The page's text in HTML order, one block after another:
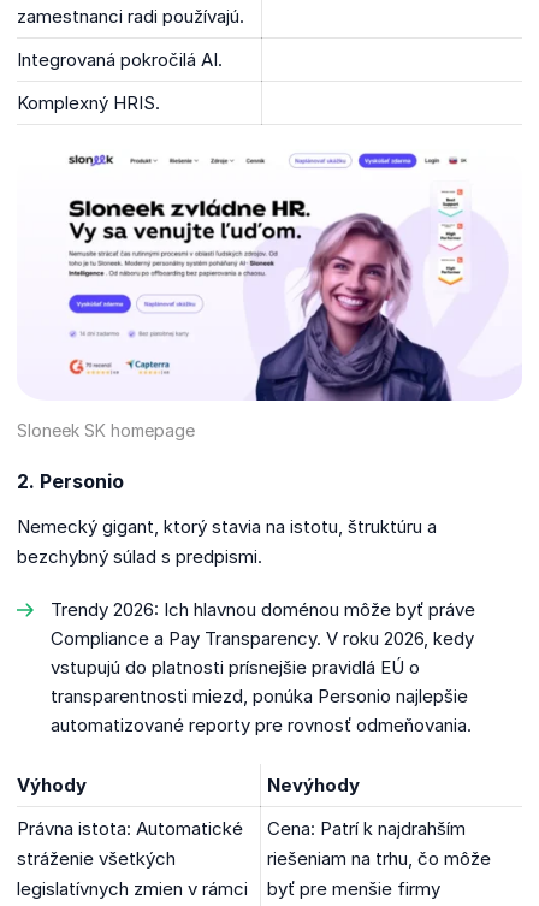
zamestnanci radi používajú.
Integrovaná pokročilá AI.
Komplexný HRIS.
Sloneek SK homepage
2. Personio
Nemecký gigant, ktorý stavia na istotu, štruktúru a
bezchybný súlad s predpismi.
Trendy 2026: Ich hlavnou doménou môže byť práve
Compliance a Pay Transparency. V roku 2026, kedy
vstupujú do platnosti prísnejšie pravidlá EÚ o
transparentnosti miezd, ponúka Personio najlepšie
automatizované reporty pre rovnosť odmeňovania.
Výhody
Nevýhody
Právna istota: Automatické
stráženie všetkých
legislatívnych zmien v rámci
Cena: Patrí k najdrahším
riešeniam na trhu, čo môže
byť pre menšie firmy